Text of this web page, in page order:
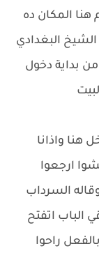
هنا المكان ده
البغدادي
بداية دخول
هنا واذانا
ارجعوا
السرداب
الباب اتفتح
راحوا